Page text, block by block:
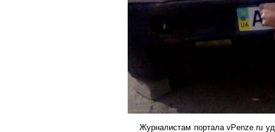
Журналистам портала vPenze.ru